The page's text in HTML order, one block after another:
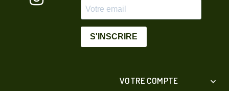
S'INSCRIRE
VOTRE COMPTE 